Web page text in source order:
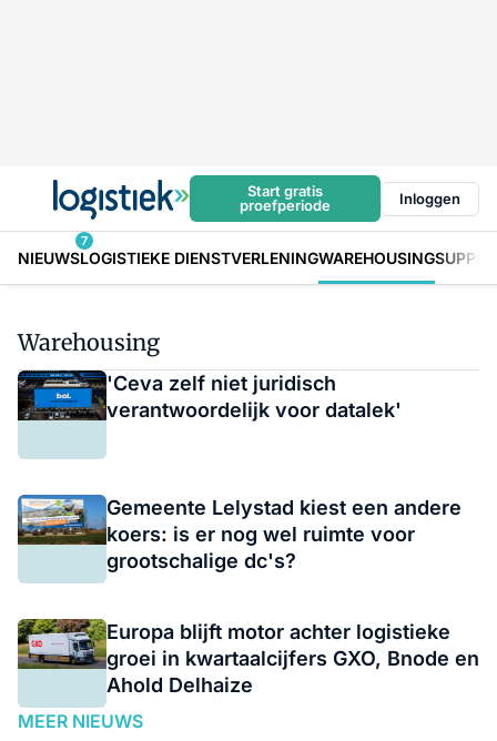
Start gratis
proefperiode
Inloggen
NIEUWS
7
LOGISTIEKE DIENSTVERLENINGWAREHOUSING
Warehousing
'Ceva zelf niet juridisch
verantwoordelijk voor datalek'
Gemeente Lelystad kiest een andere
koers: is er nog wel ruimte voor
grootschalige dc's?
Europa blijft motor achter logistieke
groei in kwartaalcijfers GXO, Bnode en
Ahold Delhaize
MEER NIEUWS